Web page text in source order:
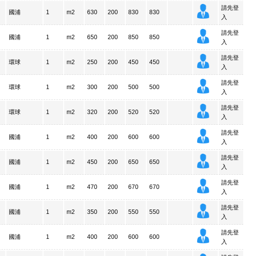
國浦 1 m2 630 200 830 830
請先登
入
國浦 1 m2 650 200 850 850
請先登
入
環球 1 m2 250 200 450 450
請先登
入
環球 1 m2 300 200 500 500
請先登
入
環球 1 m2 320 200 520 520
請先登
入
國浦 1 m2 400 200 600 600
請先登
入
國浦 1 m2 450 200 650 650
請先登
入
國浦 1 m2 470 200 670 670
請先登
入
國浦 1 m2 350 200 550 550
請先登
入
國浦 1 m2 400 200 600 600
請先登
入